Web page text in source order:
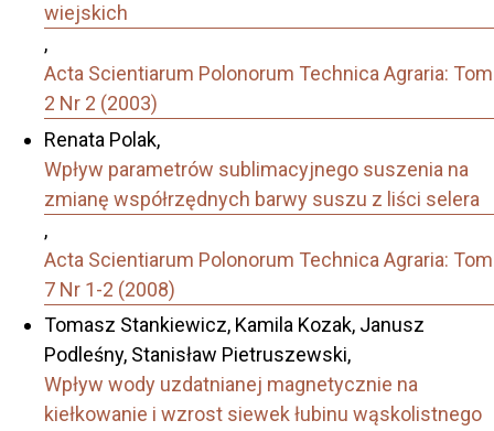
wiejskich
,
Acta Scientiarum Polonorum Technica Agraria: Tom
2 Nr 2 (2003)
Renata Polak,
Wpływ parametrów sublimacyjnego suszenia na
zmianę współrzędnych barwy suszu z liści selera
,
Acta Scientiarum Polonorum Technica Agraria: Tom
7 Nr 1-2 (2008)
Tomasz Stankiewicz, Kamila Kozak, Janusz
Podleśny, Stanisław Pietruszewski,
Wpływ wody uzdatnianej magnetycznie na
kiełkowanie i wzrost siewek łubinu wąskolistnego